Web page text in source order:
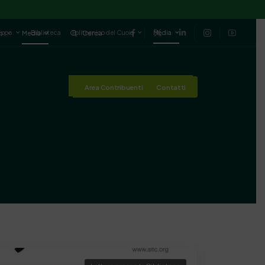
Media Cerca
Area Contribuenti Contatti
Biblioteca Politecnico del Cuoio Media
Area Contribuenti Contatti